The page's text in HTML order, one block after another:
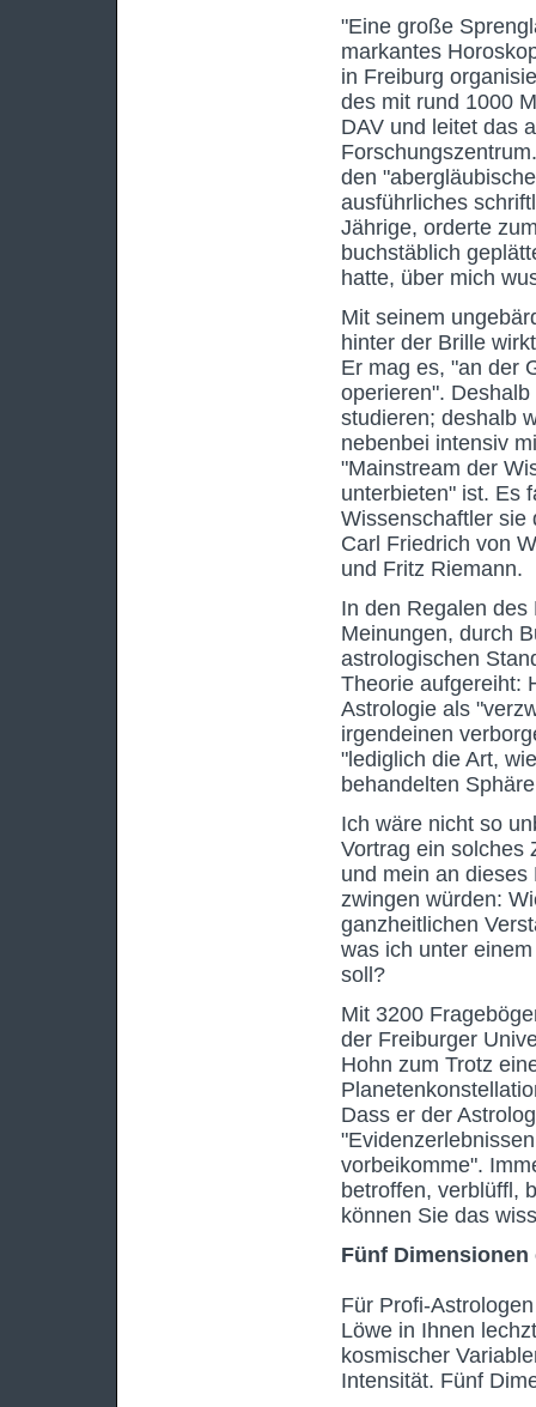
"Eine große
markantes
in Freiburg
des mit rund 1000
DAV und leitet das
den
ausführliches
Jährige, orderte
buchstäblich
hatte, über mich
Mit seinem
hinter der Brille
Er mag es, "an der
operieren".
studieren; deshalb
nebenbei intensiv
"Mainstream der
unterbieten" ist. Es
Wissenschaftler sie
Carl Friedrich von
und Fritz Riemann.
In den Regalen
Meinungen, durch
astrologischen
Theorie aufgereiht:
Astrologie als
irgendeinen
"lediglich die Art,
behandelten
Ich wäre nicht so
Vortrag ein solches
und mein an
zwingen würden:
ganzheitlichen
was ich unter
soll?
Mit 3200
der Freiburger
Hohn zum Trotz
Dass er der
vorbeikomme".
betroffen, verblüffl,
können Sie das
Fünf
Für Profi-
Löwe in Ihnen
kosmischer
Intensität. Fünf